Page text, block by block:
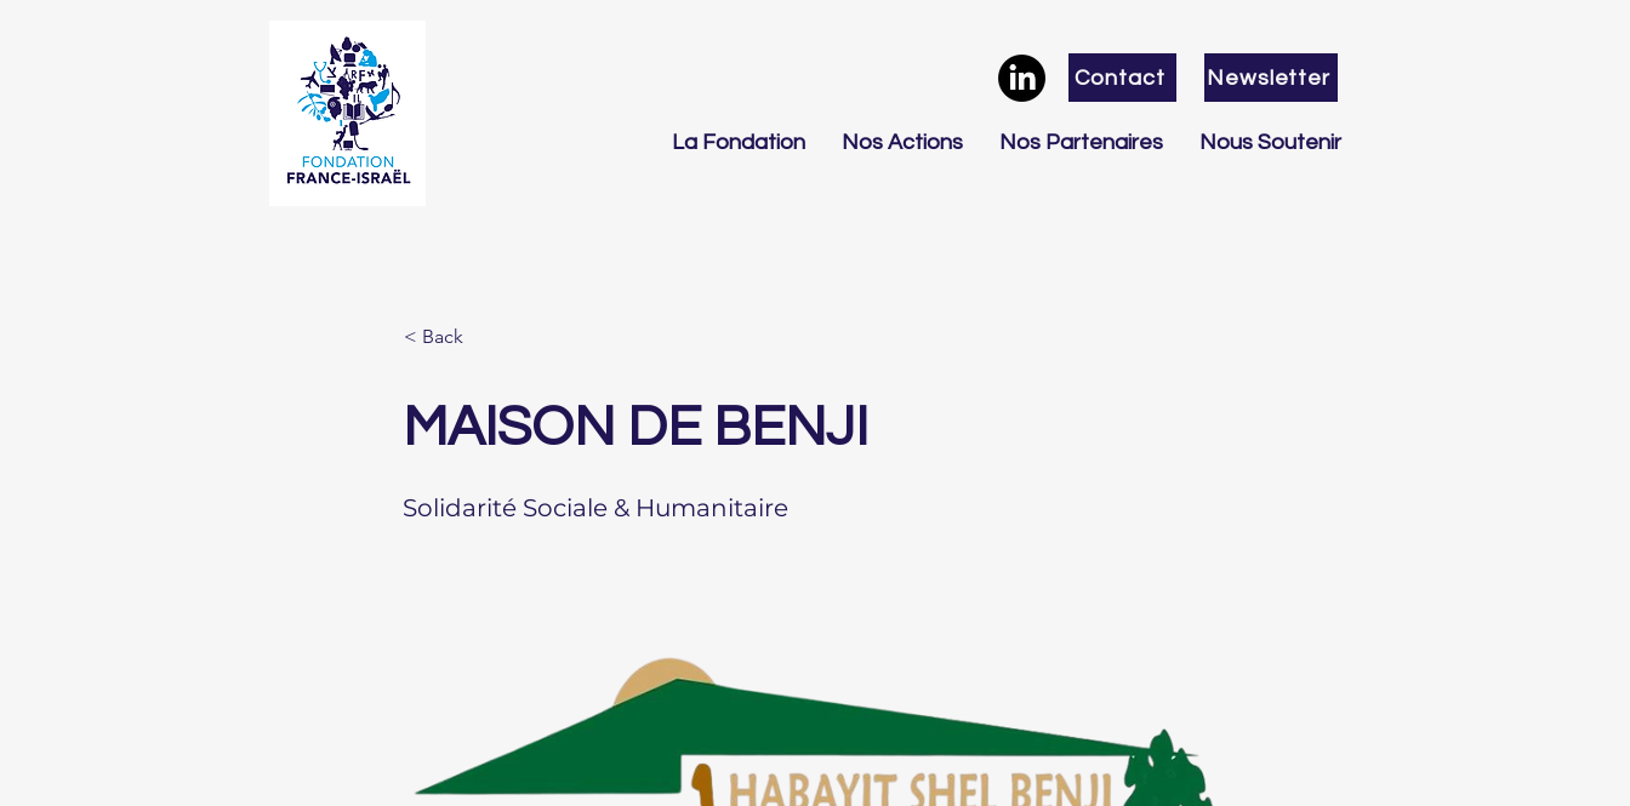
Contact Newsletter
La Fondation Nos Actions Nos Partenaires Nous Soutenir
< Back
MAISON DE BENJI
Solidarité Sociale & Humanitaire